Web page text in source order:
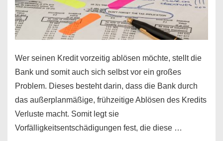
Wer seinen Kredit vorzeitig ablösen möchte, stellt die
Bank und somit auch sich selbst vor ein großes
Problem. Dieses besteht darin, dass die Bank durch
das außerplanmäßige, frühzeitige Ablösen des Kredits
Verluste macht. Somit legt sie
Vorfälligkeitsentschädigungen fest, die diese …